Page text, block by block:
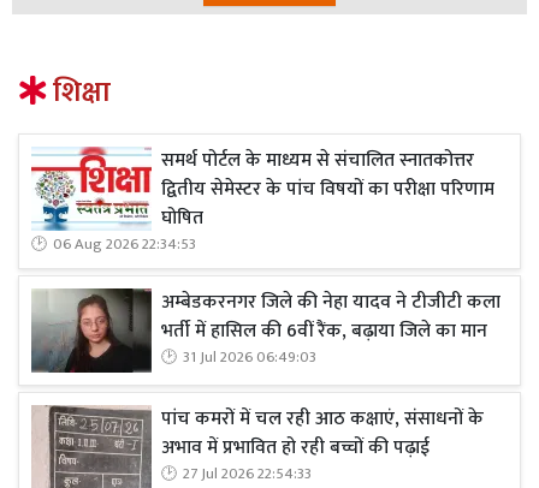
शिक्षा
समर्थ पोर्टल के माध्यम से संचालित स्नातकोत्तर
द्वितीय सेमेस्टर के पांच विषयों का परीक्षा परिणाम
घोषित
06 Aug 2026 22:34:53
अम्बेडकरनगर जिले की नेहा यादव ने टीजीटी कला
भर्ती में हासिल की 6वीं रैंक, बढ़ाया जिले का मान
31 Jul 2026 06:49:03
पांच कमरों में चल रही आठ कक्षाएं, संसाधनों के
अभाव में प्रभावित हो रही बच्चों की पढ़ाई
27 Jul 2026 22:54:33